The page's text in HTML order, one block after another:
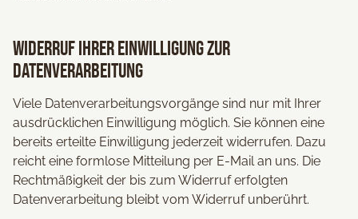
Widerruf Ihrer Einwilligung zur
Datenverarbeitung
Viele Datenverarbeitungsvorgänge sind nur mit Ihrer
ausdrücklichen Einwilligung möglich. Sie können eine
bereits erteilte Einwilligung jederzeit widerrufen. Dazu
reicht eine formlose Mitteilung per E-Mail an uns. Die
Rechtmäßigkeit der bis zum Widerruf erfolgten
Datenverarbeitung bleibt vom Widerruf unberührt.